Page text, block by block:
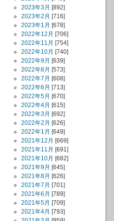
2023年3月 [892]
2023年2月 [716]
2023年1月 [678]
2022年12月 [706]
2022年11月 [754]
2022年10月 [740]
2022年9月 [639]
2022年8月 [573]
2022年7月 [608]
2022年6月 [713]
2022年5月 [670]
2022年4月 [615]
2022年3月 [692]
2022年2月 [626]
2022年1月 [649]
2021年12月 [669]
2021年11月 [691]
2021年10月 [682]
2021年9月 [645]
2021年8月 [626]
2021年7月 [701]
2021年6月 [789]
2021年5月 [709]
2021年4月 [793]